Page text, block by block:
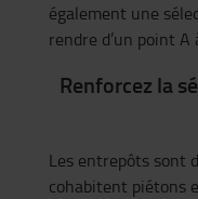
également une
rendre d’un point
Renforcez la
Les entrepôts sont
cohabitent piétons